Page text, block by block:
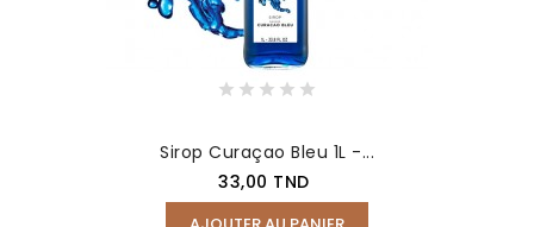
Sirop Curaçao Bleu 1L -...
Prix
33,00 TND